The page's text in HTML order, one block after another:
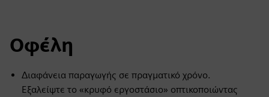
Οφέλη
Διαφάνεια παραγωγής σε πραγματικό χρόνο.
Εξαλείψτε το «κρυφό εργοστάσιο» οπτικοποιώντας